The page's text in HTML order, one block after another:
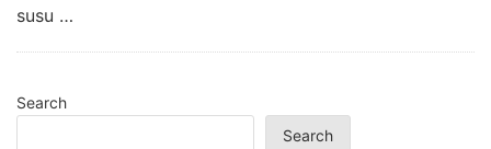
susu …
Search
Search